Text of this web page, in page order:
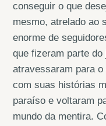
conseguir o que
mesmo, atrelado ao
enorme de
que fizeram parte
atravessaram para
com suas histórias
paraíso e voltaram
mundo da mentira.